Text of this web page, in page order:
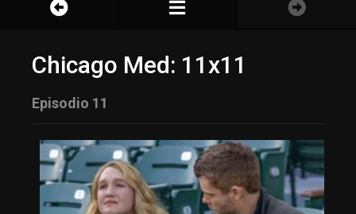
Chicago Med: 11x11
Episodio 11